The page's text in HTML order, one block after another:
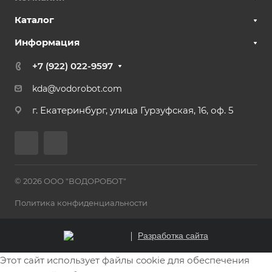
Каталог
Информация
+7 (922) 022-9597
kda@vodorobot.com
г. Екатеринбург, улица Гурзуфская, 16, оф. 5
© 2026 ООО "ВОДОРОБОТ"
Политика конфиденциальности
Разработка сайта
Этот сайт использует файлы cookie для обеспечения